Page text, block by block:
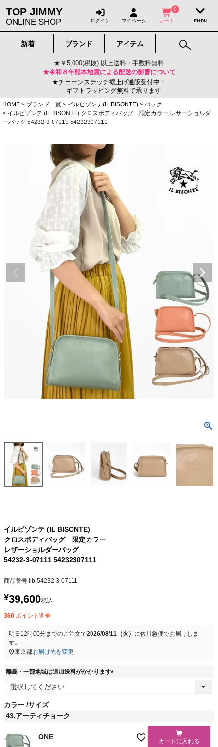
TOP JIMMY
ONLINE SHOP ログイン マイページ
0
カート
新着 ブランド アイテム
★￥5,000(税抜) 以上送料・手数料無料
★令和８年熊本地震による配送の影響について
★チェーンステッチ裾上げ通販受付中！
ギフトラッピング無料で承ります
HOME
ブランド一覧 イルビゾンテ(IL BISONTE)
バッグ
イルビゾンテ (IL BISONTE) クロスボディバッグ 限定カラー レザーショルダ
ーバッグ 54232-3-07111 54232307111
イルビゾンテ (IL BISONTE)
クロスボディバッグ 限定カラー
レザーショルダーバッグ
54232-3-07111 54232307111
商品番号 ilb-54232-3-07111
¥39,600税込
360 ポイント進呈
明日 12時00分までのご注文で2026/08/11（火） に佐川急便でお届けしま
す。
東京都お届け先を変更
離島・一部地域は追加送料がかかります
(
カラー サイズ
43.アーティチョーク
ONE
カートに入れる